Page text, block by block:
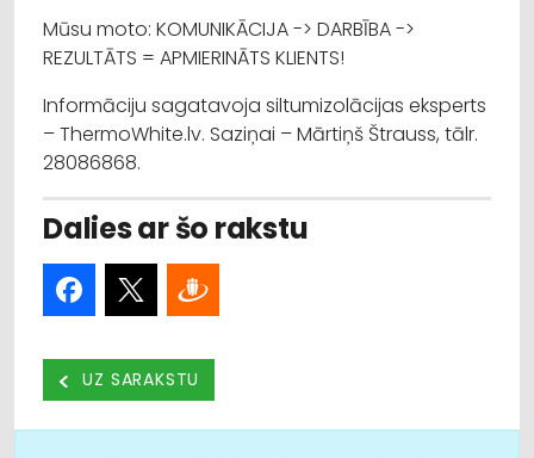
Mūsu moto: KOMUNIKĀCIJA -> DARBĪBA ->
REZULTĀTS = APMIERINĀTS KLIENTS!
Informāciju sagatavoja siltumizolācijas eksperts
– ThermoWhite.lv. Saziņai – Mārtiņš Štrauss, tālr.
28086868.
Dalies ar šo rakstu
UZ SARAKSTU